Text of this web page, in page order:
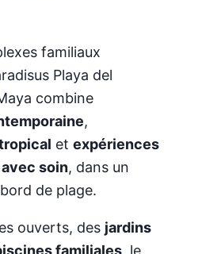
familiaux
Playa del
combine
,
et expériences
soin, dans un
de plage.
ouverts, des jardins